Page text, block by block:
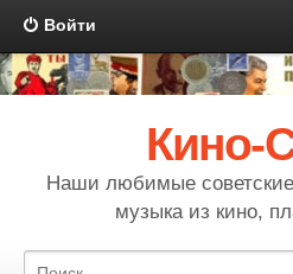
Войти
Кино-
Наши любимые
музыка из кино,